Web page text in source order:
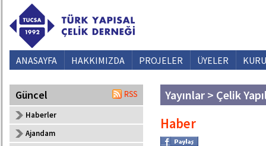
ANASAYFA HAKKIMIZDA PROJELER ÜYELER
Güncel
Haberler
Ajandam
Yayınlar > Çelik
Haber